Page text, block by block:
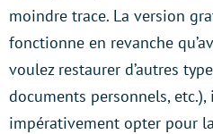
moindre trace. La version
fonctionne en revanche
voulez restaurer d’autres
documents personnels,
impérativement opter pour